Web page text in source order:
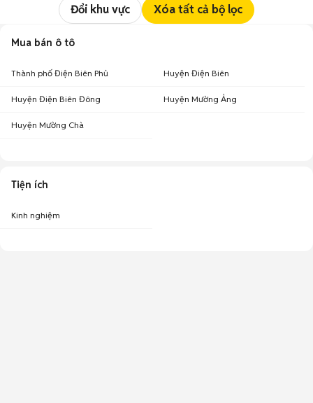
Đổi khu vực Xóa tất cả bộ lọc
Mua bán ô tô
Thành phố Điện Biên Phủ Huyện Điện Biên
Huyện Điện Biên Đông Huyện Mường Ảng
Huyện Mường Chà
Tiện ích
Kinh nghiệm